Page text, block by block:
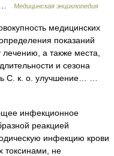
…
Медицинская энциклопедия
медицинских
показаний
лечению, а также места,
и сезона
С. к. о. улучшение… …
инфекционное
реакцией
инфекцию крови
токсинами, не